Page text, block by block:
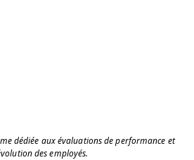
dédiée aux évaluations de performance et
des employés.